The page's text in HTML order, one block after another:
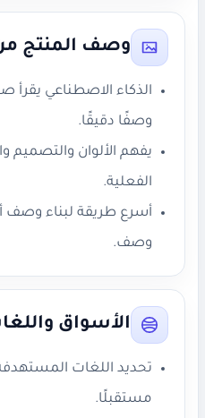
وصف المنتج
الذكاء الاصطناعي يقرأ
وصفًا دقيقًا.
يفهم الألوان والتصميم
الفعلية.
أسرع طريقة لبناء وصف
وصف.
الأسواق
تحديد اللغات
مستقبلًا.